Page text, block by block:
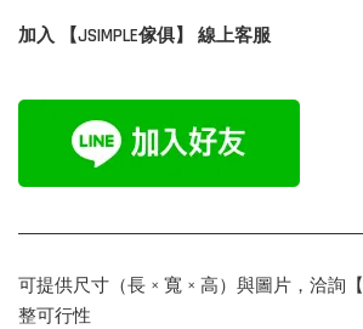
加入 【JSIMPLE傢俱】 線上客服
可提供尺寸（長 × 寬 × 高）與圖片，洽詢【
整可行性